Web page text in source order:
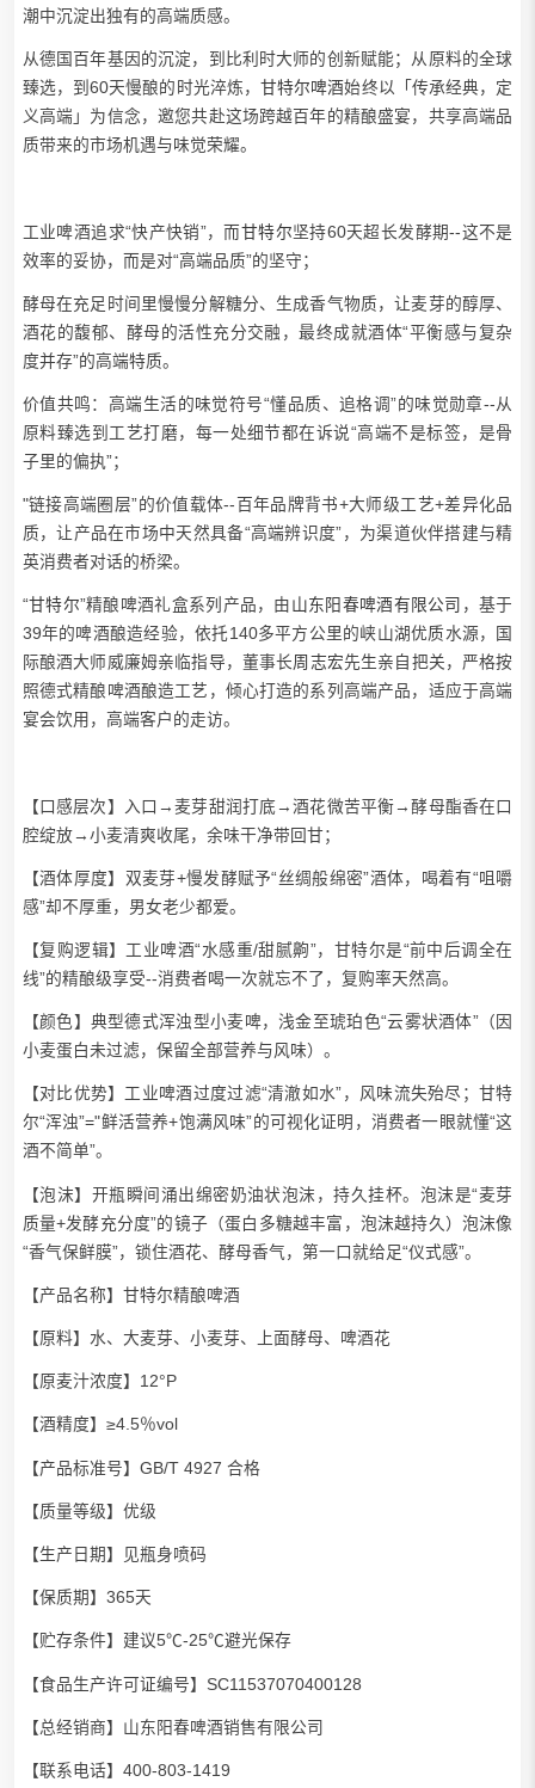
潮中沉淀出独有的高端质感。
从德国百年基因的沉淀，到比利时大师的创新赋能；从原料的全球
臻选，到60天慢酿的时光淬炼， 甘特尔啤酒始终以「传承经典，定
义高端」为信念，邀您共赴这场跨越百年的精酿盛宴，共享高端品
质带来的市场机遇与味觉荣耀。
工业啤酒追求“快产快销”，而甘特尔坚持60天超长发酵期--这不是
效率的妥协，而是对“高端品质”的坚守；
酵母在充足时间里慢慢分解糖分、生成香气物质，让麦芽的醇厚、
酒花的馥郁、酵母的活性充分交融，最终成就酒体“平衡感与复杂
度并存”的高端特质。
价值共鸣：高端生活的味觉符号“懂品质、追格调”的味觉勋章--从
原料臻选到工艺打磨，每一处细节都在诉说“高端不是标签，是骨
子里的偏执”；
"链接高端圈层”的价值载体--百年品牌背书+大师级工艺+差异化品
质，让产品在市场中天然具备“高端辨识度”，为渠道伙伴搭建与精
英消费者对话的桥梁。
“甘特尔”精酿啤酒礼盒系列产品，由山东阳春啤酒有限公司 ，基于
39年的啤酒酿造经验，依托140多平方公里的峡山湖优质水源，国
际酿酒大师威廉姆亲临指导，董事长周志宏先生亲自把关，严格按
照德式精酿啤酒酿造工艺，倾心打造的系列高端产品，适应于高端
宴会饮用，高端客户的走访。
【口感层次】入口→麦芽甜润打底→酒花微苦平衡→酵母酯香在口
腔绽放→小麦清爽收尾，余味干净带回甘；
【酒体厚度】双麦芽+慢发酵赋予“丝绸般绵密”酒体，喝着有“咀嚼
感”却不厚重，男女老少都爱。
【复购逻辑】工业啤酒“水感重/甜腻齁”，甘特尔是“前中后调全在
线”的精酿级享受--消费者喝一次就忘不了，复购率天然高。
【颜色】典型德式浑浊型小麦啤，浅金至琥珀色“云雾状酒体”（因
小麦蛋白未过滤，保留全部营养与风味）。
【对比优势】工业啤酒过度过滤“清澈如水”，风味流失殆尽；甘特
尔“浑浊”="鲜活营养+饱满风味”的可视化证明，消费者一眼就懂“这
酒不简单”。
【泡沫】开瓶瞬间涌出绵密奶油状泡沫，持久挂杯。泡沫是“麦芽
质量+发酵充分度”的镜子（蛋白多糖越丰富，泡沫越持久）泡沫像
“香气保鲜膜”，锁住酒花、酵母香气，第一口就给足“仪式感”。
【产品名称】甘特尔精酿啤酒
【原料】水、大麦芽、小麦芽、上面酵母、啤酒花
【原麦汁浓度】12°P
【酒精度】≥4.5％vol
【产品标准号】GB/T 4927 合格
【质量等级】优级
【生产日期】见瓶身喷码
【保质期】365天
【贮存条件】建议5℃-25℃避光保存
【食品生产许可证编号】SC11537070400128
【总经销商】山东阳春啤酒销售有限公司
【联系电话】400-803-1419